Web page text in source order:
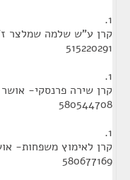
1.
קרן ע"ש שלמה שמלצר
515220291
1.
קרן שירה פרנסקי-
580544708
1.
קרן לאימוץ משפחות-
580677169